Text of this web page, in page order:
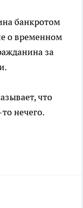
банкротом
о временном
за
что
нечего.